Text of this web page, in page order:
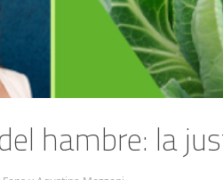
hambre: la